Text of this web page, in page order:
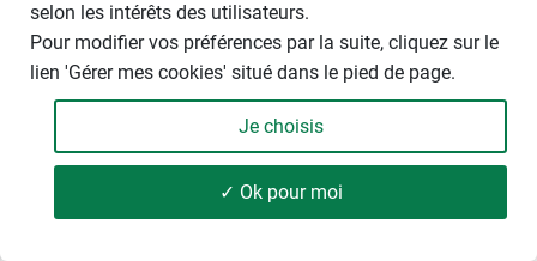
selon les intérêts des utilisateurs.
Pour modifier vos préférences par la suite, cliquez sur le
lien 'Gérer mes cookies' situé dans le pied de page.
Je choisis
✓ Ok pour moi